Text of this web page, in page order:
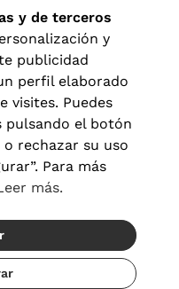
08 al 22/08
Términos y condiciones
de cookies
España
y de terceros
y
publicidad
perfil elaborado
visites. Puedes
pulsando el botón
rechazar su uso
Para más
más.